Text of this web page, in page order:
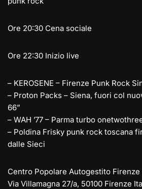
n
Ore 20:30 Cena sociale
Ore 22:30 Inizio live
– KEROSENE – Firenze Punk Rock
– Proton Packs – Siena, fuori col
66”
– WAH ’77 – Parma turbo
– Poldina Frisky punk rock toscana
dalle Sieci
Centro Popolare Autogestito Firenze
Via Villamagna 27/a, 50100 Firenze